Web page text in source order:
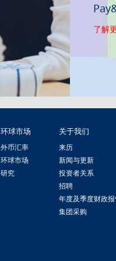
了解
环球市场
外币汇率
环球市场
研究
关于我们
来历
新闻与更新
投资者关系
招聘
年度及季度财政
集团采购